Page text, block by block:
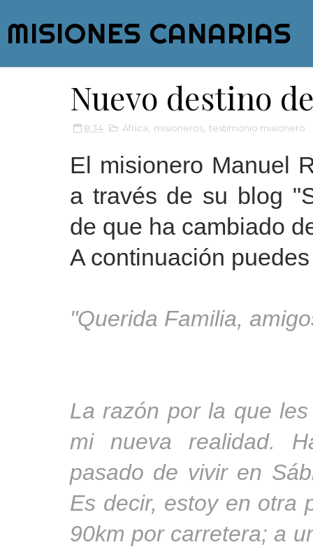
MISIONES CANARIAS
Nuevo destino
8:34 África misioneros testimonio misionero
El misionero Manuel
a través de su blog
de que ha cambiado
A continuación
"Querida Familia,
La razón por la que
mi nueva realidad.
pasado de vivir en
Es decir, estoy en otra
90km por carretera; a